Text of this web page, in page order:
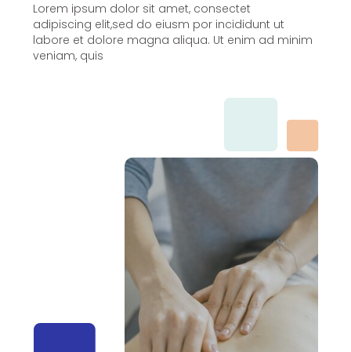
Lorem ipsum dolor sit amet, consectet
adipiscing elit,sed do eiusm por incididunt ut
labore et dolore magna aliqua. Ut enim ad minim
veniam, quis